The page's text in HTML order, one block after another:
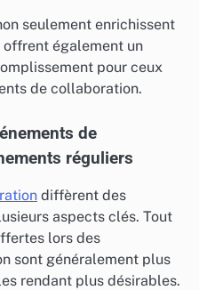
seulement enrichissent
également un
pour ceux
de collaboration.
de
réguliers
diffèrent des
aspects clés. Tout
lors des
sont généralement plus
rendant plus désirables.